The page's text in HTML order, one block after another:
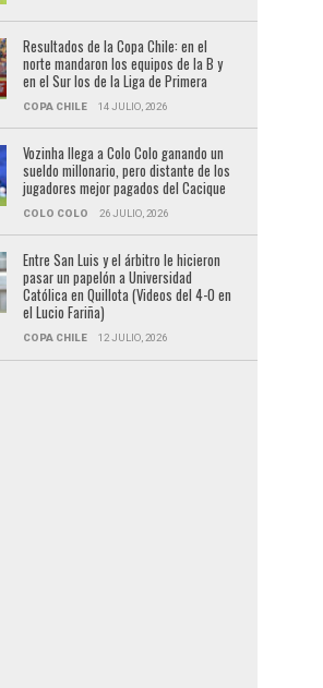
Resultados de la Copa Chile: en el
norte mandaron los equipos de la B y
en el Sur los de la Liga de Primera
COPA CHILE 14 JULIO, 2026
Vozinha llega a Colo Colo ganando un
sueldo millonario, pero distante de los
jugadores mejor pagados del Cacique
COLO COLO 26 JULIO, 2026
Entre San Luis y el árbitro le hicieron
pasar un papelón a Universidad
Católica en Quillota (Videos del 4-0 en
el Lucio Fariña)
COPA CHILE 12 JULIO, 2026